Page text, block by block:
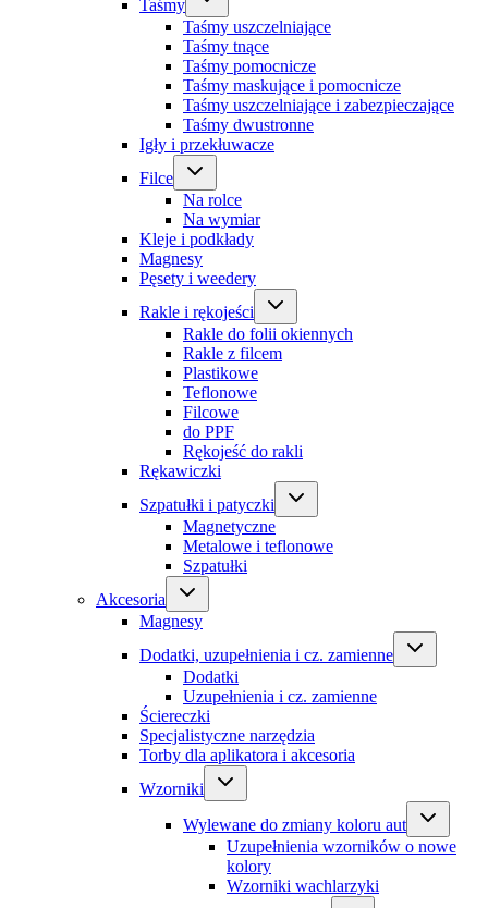
Taśmy
Taśmy uszczelniające
Taśmy tnące
Taśmy pomocnicze
Taśmy maskujące i pomocnicze
Taśmy uszczelniające i zabezpieczające
Taśmy dwustronne
Igły i przekłuwacze
Filce
Na rolce
Na wymiar
Kleje i podkłady
Magnesy
Pęsety i weedery
Rakle i rękojeści
Rakle do folii okiennych
Rakle z filcem
Plastikowe
Teflonowe
Filcowe
do PPF
Rękojeść do rakli
Rękawiczki
Szpatułki i patyczki
Magnetyczne
Metalowe i teflonowe
Szpatułki
Akcesoria
Magnesy
Dodatki, uzupełnienia i cz. zamienne
Dodatki
Uzupełnienia i cz. zamienne
Ściereczki
Specjalistyczne narzędzia
Torby dla aplikatora i akcesoria
Wzorniki
Wylewane do zmiany koloru aut
Uzupełnienia wzorników o nowe
kolory
Wzorniki wachlarzyki